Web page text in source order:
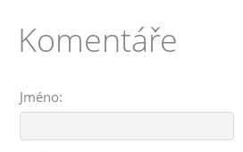
Komentáře
Jméno: